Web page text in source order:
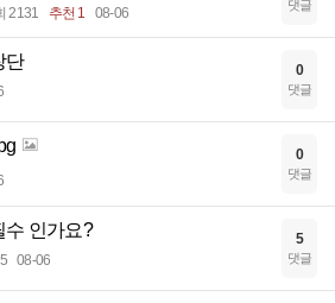
2131 추천 1 08-06 댓글
단 0
댓글
0
댓글
수 인가요?
08-06
5
댓글